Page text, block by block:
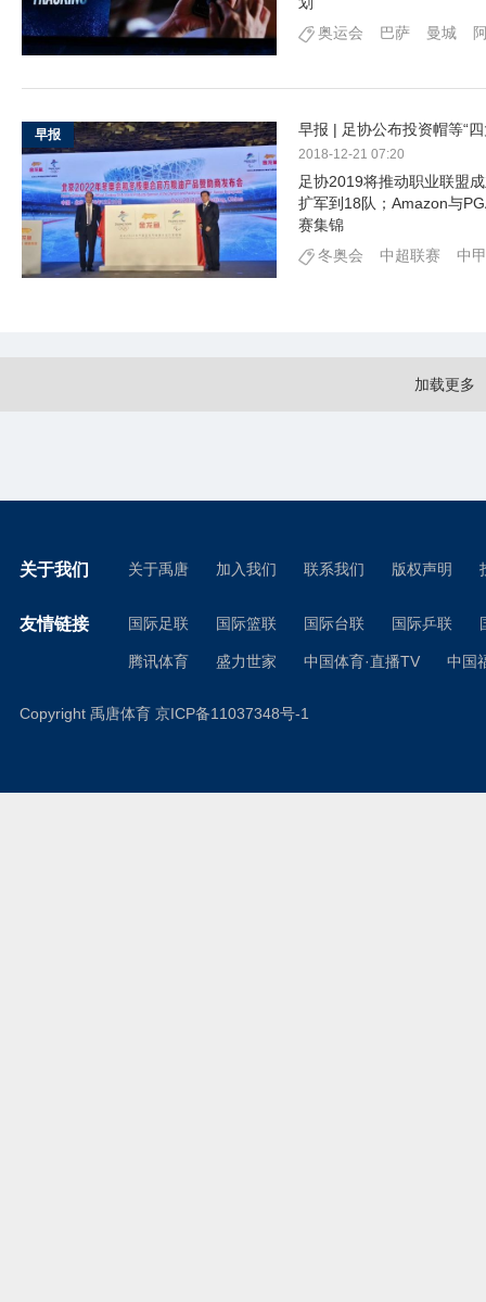
奥运会
巴萨 曼城
早报 | 足协公布投资帽等“
2018-12-21 07:20
足协2019将推动职业联盟
扩军到18队；Amazon与
赛集锦
冬奥会
中超联赛 中甲
早报
加载更多
关于我们 关于禹唐 加入我们 联系我们 版权声明
友情链接 国际足联 国际篮联 国际台联 国际乒联
腾讯体育 盛力世家 中国体育·直播TV 中国
Copyright 禹唐体育 京ICP备11037348号-1